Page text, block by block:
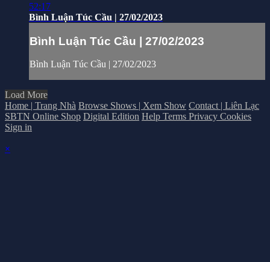
52:17
Bình Luận Túc Cầu | 27/02/2023
Bình Luận Túc Cầu | 27/02/2023
Bình Luận Túc Cầu | 27/02/2023
Load More
Home | Trang Nhà Browse Shows | Xem Show Contact | Liên Lạc
SBTN Online Shop Digital Edition Help Terms Privacy Cookies
Sign in
×